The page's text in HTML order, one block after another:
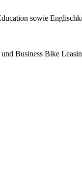
sowie
Business Bike